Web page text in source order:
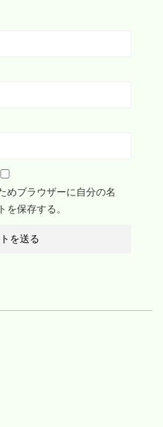
めブラウザーに自分の名
を保存する。